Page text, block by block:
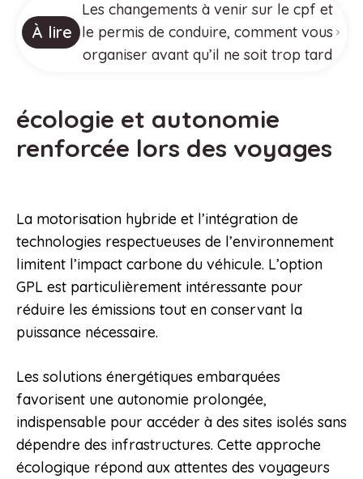
À lire
Les changements à venir sur le cpf et
le permis de conduire, comment vous
organiser avant qu’il ne soit trop tard
écologie et autonomie
renforcée lors des voyages
La motorisation hybride et l’intégration de
technologies respectueuses de l’environnement
limitent l’impact carbone du véhicule. L’option
GPL est particulièrement intéressante pour
réduire les émissions tout en conservant la
puissance nécessaire.
Les solutions énergétiques embarquées
favorisent une autonomie prolongée,
indispensable pour accéder à des sites isolés sans
dépendre des infrastructures. Cette approche
écologique répond aux attentes des voyageurs